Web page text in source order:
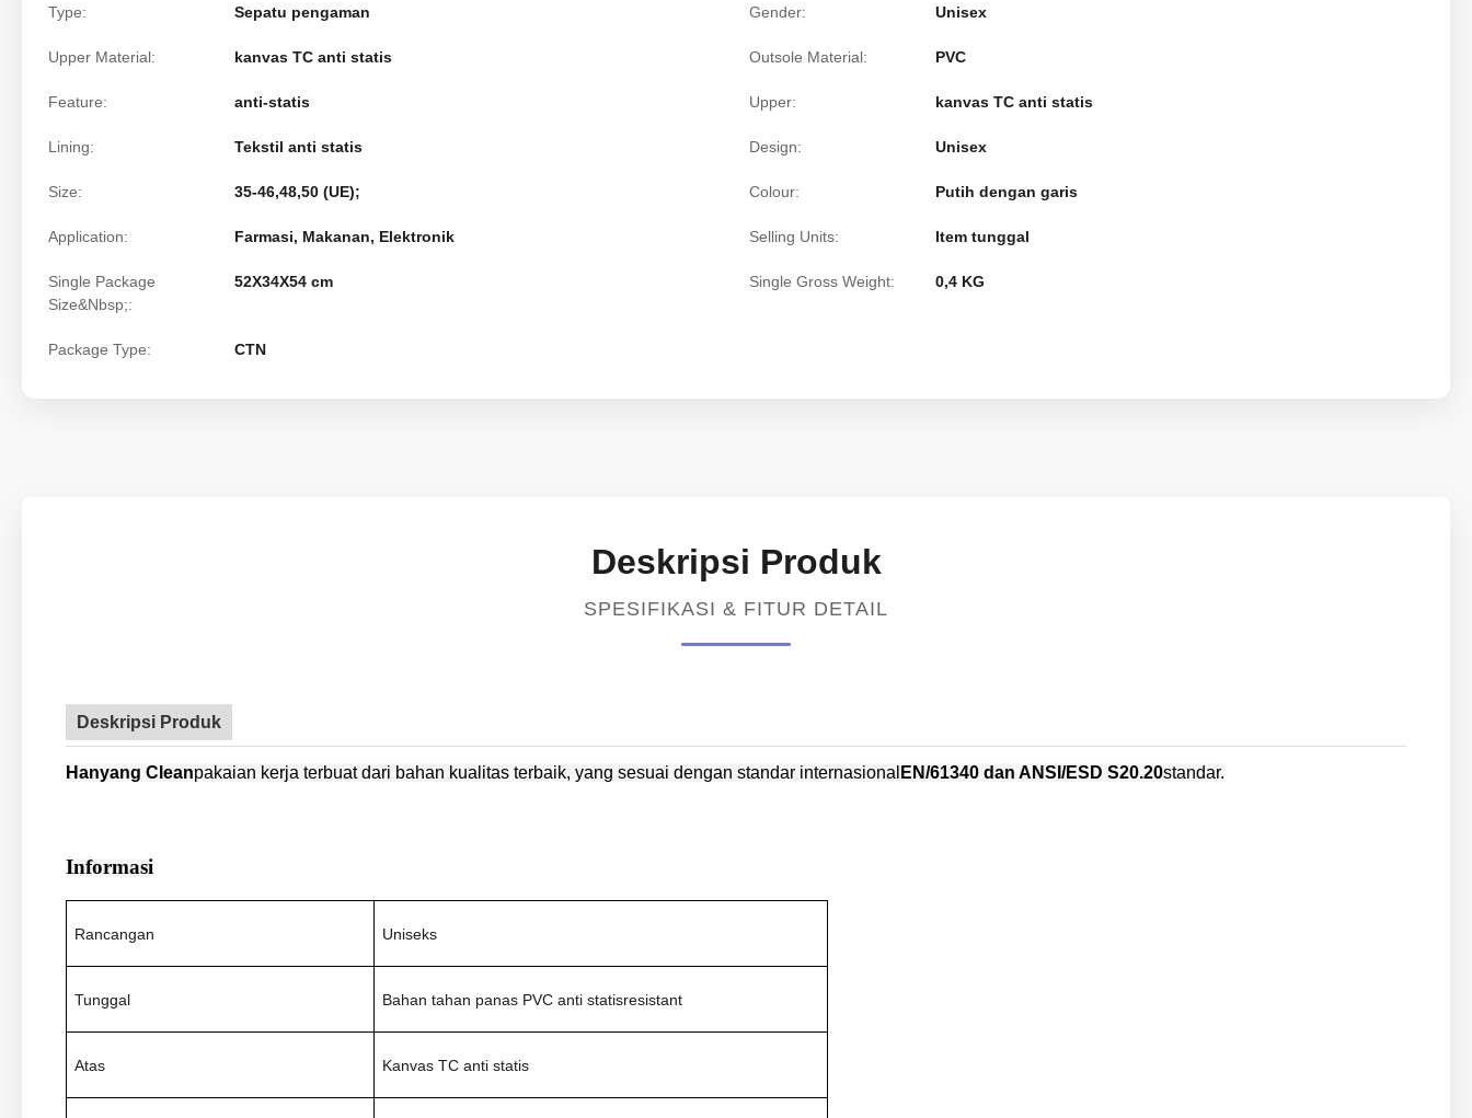
Type: Sepatu pengaman Gender: Unisex
Upper Material: kanvas TC anti statis Outsole Material: PVC
Feature: anti-statis Upper: kanvas TC anti statis
Lining: Tekstil anti statis Design: Unisex
Size: 35-46,48,50 (UE); Colour: Putih dengan garis
Application: Farmasi, Makanan, Elektronik Selling Units: Item tunggal
Single Package
Size&Nbsp;:
52X34X54 cm Single Gross Weight: 0,4 KG
Package Type: CTN
Deskripsi Produk
SPESIFIKASI & FITUR DETAIL
Deskripsi Produk
Hanyang Cleanpakaian kerja terbuat dari bahan kualitas terbaik, yang sesuai dengan standar internasional EN/61340 dan ANSI/ESD S20.20standar.
Informasi
Rancangan Uniseks
Tunggal Bahan tahan panas PVC anti statisresistant
Atas Kanvas TC anti statis